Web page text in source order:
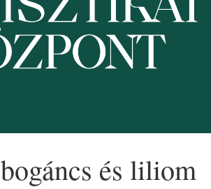
bogáncs és liliom